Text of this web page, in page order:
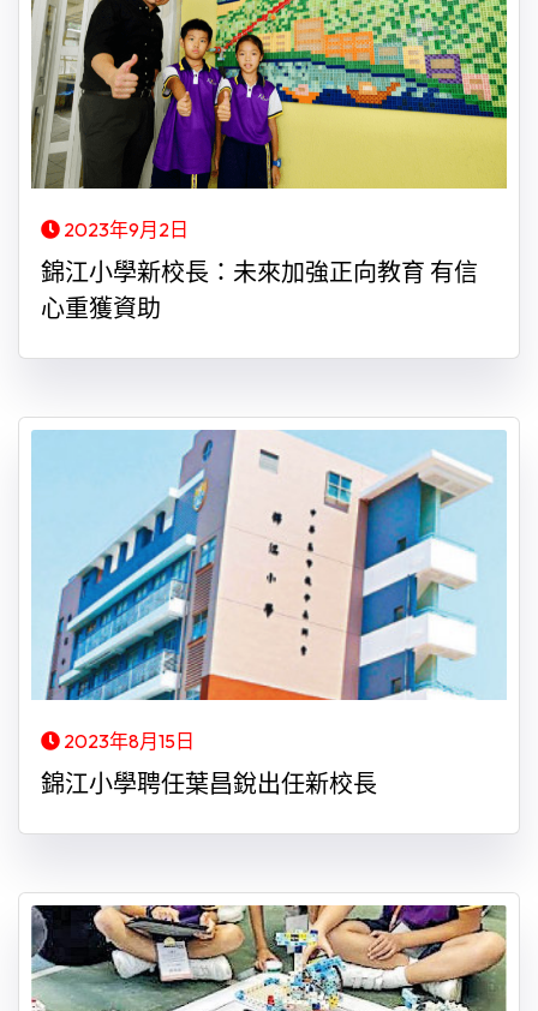
2023年9月2日
錦江小學新校長：未來加強正向教育 有信
心重獲資助
2023年8月15日
錦江小學聘任葉昌銳出任新校長